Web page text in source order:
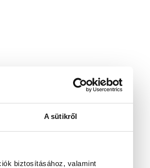
A sütikről
biztosításához, valamint